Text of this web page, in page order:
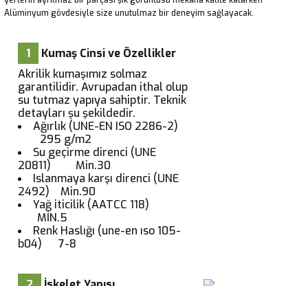
Alüminyum gövdesiyle size unutulmaz bir deneyim sağlayacak.
1
Kumaş Cinsi ve Özellikler
Akrilik kumaşımız solmaz
garantilidir. Avrupadan ithal olup
su tutmaz yapıya sahiptir. Teknik
detayları şu şekildedir.
Ağırlık (UNE-EN ISO 2286-2)
295 g/m2
Su geçirme direnci (UNE
20811) Min.30
Islanmaya karşı direnci (UNE
2492) Min.90
Yağ iticilik (AATCC 118)
MİN.5
Renk Haslığı (une-en ıso 105-
b04) 7-8